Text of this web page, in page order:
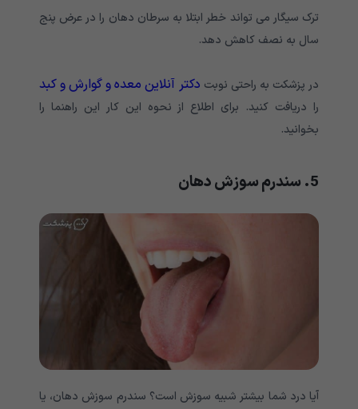
ترک سیگار می تواند خطر ابتلا به سرطان دهان را در عرض پنج
سال به نصف کاهش دهد.
در پزشکت به راحتی نوبت دکتر آنلاین معده و گوارش و کبد
را دریافت کنید. برای اطلاع از نحوه این کار این راهنما را
بخوانید.
5. سندرم سوزش دهان
آیا درد شما بیشتر شبیه سوزش است؟ سندرم سوزش دهان، یا